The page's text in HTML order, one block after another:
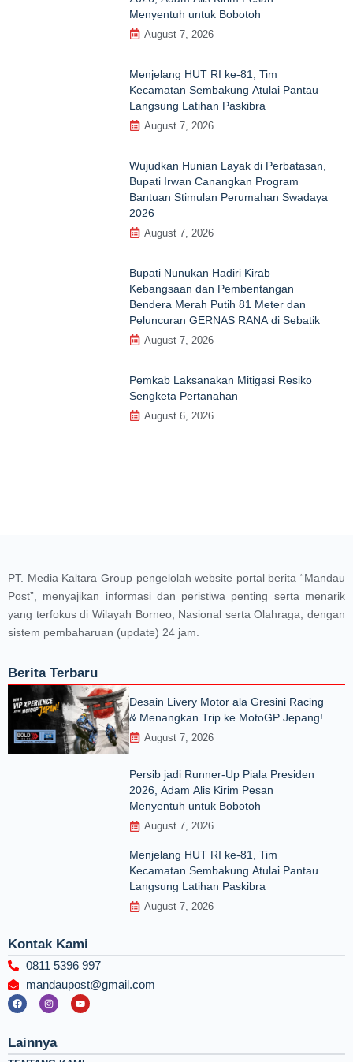
Menyentuh untuk Bobotoh
August 7, 2026
Menjelang HUT RI ke‑81, Tim
Kecamatan Sembakung Atulai Pantau
Langsung Latihan Paskibra
August 7, 2026
Wujudkan Hunian Layak di Perbatasan,
Bupati Irwan Canangkan Program
Bantuan Stimulan Perumahan Swadaya
2026
August 7, 2026
Bupati Nunukan Hadiri Kirab
Kebangsaan dan Pembentangan
Bendera Merah Putih 81 Meter dan
Peluncuran GERNAS RANA di Sebatik
August 7, 2026
Pemkab Laksanakan Mitigasi Resiko
Sengketa Pertanahan
August 6, 2026
PT. Media Kaltara Group pengelolah website portal berita “Mandau
Post”, menyajikan informasi dan peristiwa penting serta menarik
yang terfokus di Wilayah Borneo, Nasional serta Olahraga, dengan
sistem pembaharuan (update) 24 jam.
Berita Terbaru
Desain Livery Motor ala Gresini Racing
& Menangkan Trip ke MotoGP Jepang!
August 7, 2026
Persib jadi Runner-Up Piala Presiden
2026, Adam Alis Kirim Pesan
Menyentuh untuk Bobotoh
August 7, 2026
Menjelang HUT RI ke‑81, Tim
Kecamatan Sembakung Atulai Pantau
Langsung Latihan Paskibra
August 7, 2026
Lainnya
Kontak Kami
0811 5396 997
mandaupost@gmail.com
F
a
c
o
o
I
n
s
g
r
Y
o
u
e